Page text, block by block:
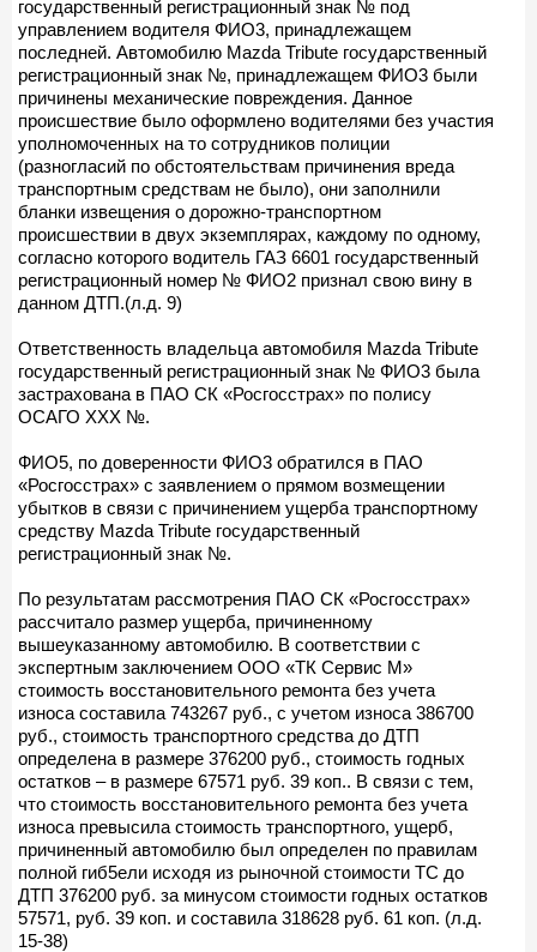
государственный регистрационный знак № под
управлением водителя ФИО3, принадлежащем
последней. Автомобилю Mazda Tribute государственный
регистрационный знак №, принадлежащем ФИО3 были
причинены механические повреждения. Данное
происшествие было оформлено водителями без участия
уполномоченных на то сотрудников полиции
(разногласий по обстоятельствам причинения вреда
транспортным средствам не было), они заполнили
бланки извещения о дорожно-транспортном
происшествии в двух экземплярах, каждому по одному,
согласно которого водитель ГАЗ 6601 государственный
регистрационный номер № ФИО2 признал свою вину в
данном ДТП.(л.д. 9)
Ответственность владельца автомобиля Mazda Tribute
государственный регистрационный знак № ФИО3 была
застрахована в ПАО СК «Росгосстрах» по полису
ОСАГО ХХХ №.
ФИО5, по доверенности ФИО3 обратился в ПАО
«Росгосстрах» с заявлением о прямом возмещении
убытков в связи с причинением ущерба транспортному
средству Mazda Tribute государственный
регистрационный знак №.
По результатам рассмотрения ПАО СК «Росгосстрах»
рассчитало размер ущерба, причиненному
вышеуказанному автомобилю. В соответствии с
экспертным заключением ООО «ТК Сервис М»
стоимость восстановительного ремонта без учета
износа составила 743267 руб., с учетом износа 386700
руб., стоимость транспортного средства до ДТП
определена в размере 376200 руб., стоимость годных
остатков – в размере 67571 руб. 39 коп.. В связи с тем,
что стоимость восстановительного ремонта без учета
износа превысила стоимость транспортного, ущерб,
причиненный автомобилю был определен по правилам
полной гиб5ели исходя из рыночной стоимости ТС до
ДТП 376200 руб. за минусом стоимости годных остатков
57571, руб. 39 коп. и составила 318628 руб. 61 коп. (л.д.
15-38)